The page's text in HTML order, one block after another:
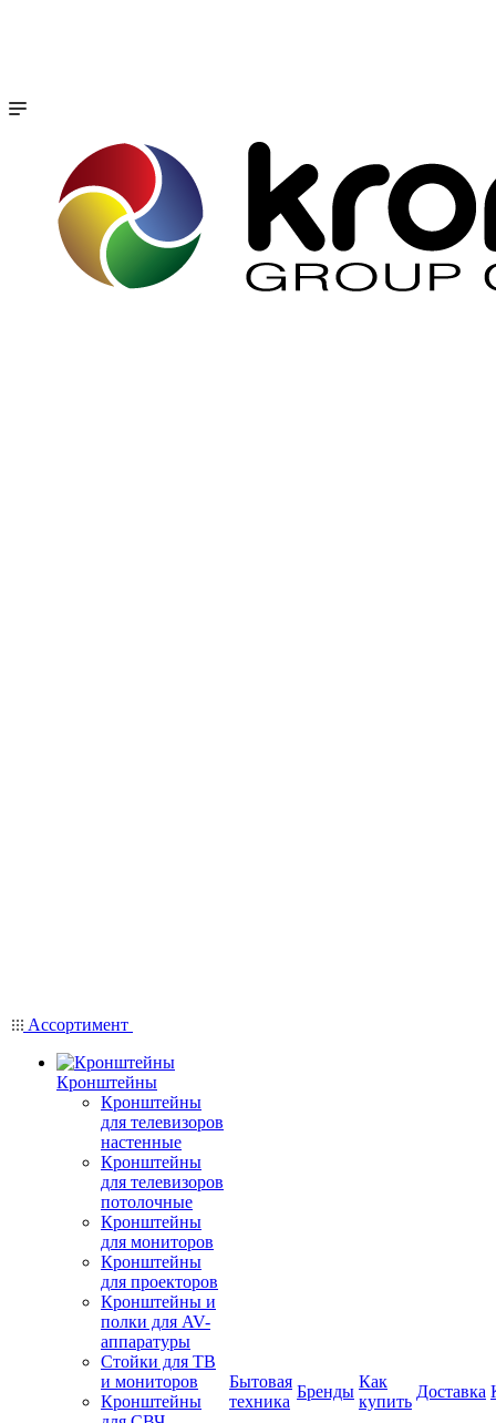
Ассортимент
Кронштейны
Кронштейны
для телевизоров
настенные
Кронштейны
для телевизоров
потолочные
Кронштейны
для мониторов
Кронштейны
для проекторов
Кронштейны и
полки для AV-
аппаратуры
Стойки для ТВ
и мониторов
Кронштейны
Бытовая
техника
Бренды
Как
купить
Доставка